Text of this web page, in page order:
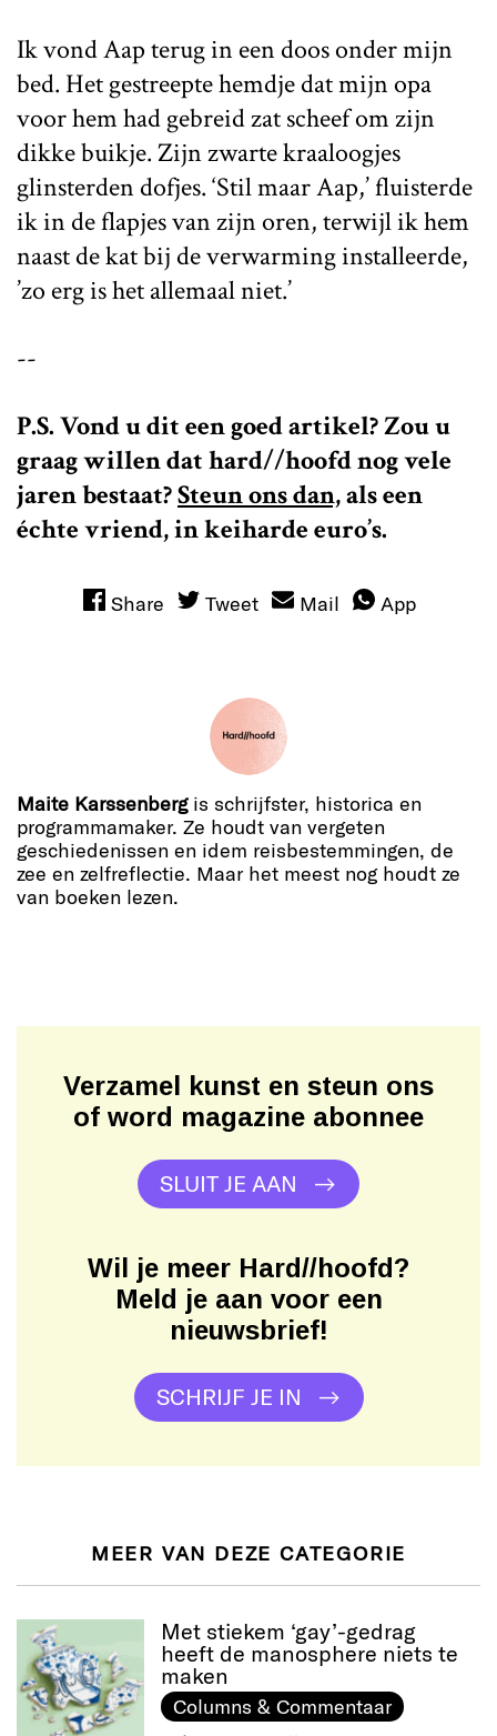
Ik vond Aap terug in een doos onder mijn
bed. Het gestreepte hemdje dat mijn opa
voor hem had gebreid zat scheef om zijn
dikke buikje. Zijn zwarte kraaloogjes
glinsterden dofjes. ‘Stil maar Aap,’ fluisterde
ik in de flapjes van zijn oren, terwijl ik hem
naast de kat bij de verwarming installeerde,
’zo erg is het allemaal niet.’
--
P.S. Vond u dit een goed artikel? Zou u
graag willen dat hard//hoofd nog vele
jaren bestaat?Steun ons dan,als een
échte vriend, in keiharde euro’s.
Share Tweet Mail App
Maite Karssenbergis schrijfster, historica en
programmamaker. Ze houdt van vergeten
geschiedenissen en idem reisbestemmingen, de
zee en zelfreflectie. Maar het meest nog houdt ze
van boeken lezen.
Verzamel kunst en steun ons
of word magazine abonnee
SLUIT JE AAN
Wil je meer Hard//hoofd?
Meld je aan voor een
nieuwsbrief!
SCHRIJF JE IN
MEER VAN DEZE CATEGORIE
Met stiekem ‘gay’-gedrag
heeft de manosphere niets te
maken
Columns & Commentaar